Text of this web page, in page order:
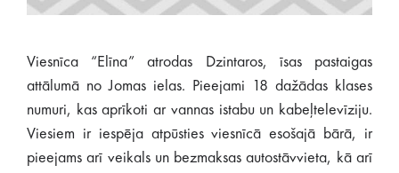
Viesnīca “Elīna” atrodas Dzintaros, īsas pastaigas
attālumā no Jomas ielas. Pieejami 18 dažādas klases
numuri, kas aprīkoti ar vannas istabu un kabeļtelevīziju.
Viesiem ir iespēja atpūsties viesnīcā esošajā bārā, ir
pieejams arī veikals un bezmaksas autostāvvieta, kā arī